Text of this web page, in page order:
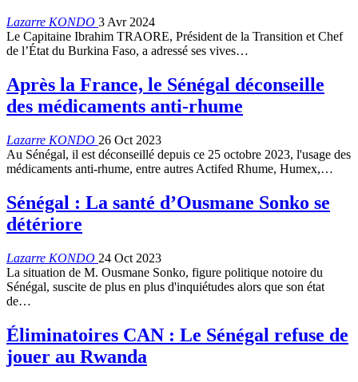
Lazarre KONDO 3 Avr 2024
Le Capitaine Ibrahim TRAORE, Président de la Transition et Chef
de l’État du Burkina Faso, a adressé ses vives…
Après la France, le Sénégal déconseille
des médicaments anti-rhume
Lazarre KONDO 26 Oct 2023
Au Sénégal, il est déconseillé depuis ce 25 octobre 2023, l'usage des
médicaments anti-rhume, entre autres Actifed Rhume, Humex,…
Sénégal : La santé d’Ousmane Sonko se
détériore
Lazarre KONDO 24 Oct 2023
La situation de M. Ousmane Sonko, figure politique notoire du
Sénégal, suscite de plus en plus d'inquiétudes alors que son état
de…
Éliminatoires CAN : Le Sénégal refuse de
jouer au Rwanda